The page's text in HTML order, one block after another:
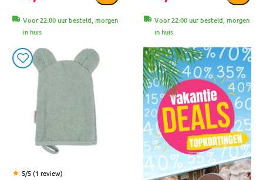
Voor 22:00 uur besteld, morgen
in huis
Voor 22:00 uur besteld, morgen
in huis
5/5 (1 review)